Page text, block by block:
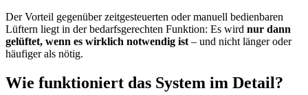
Der Vorteil gegenüber zeitgesteuerten oder manuell bedienbaren
Lüftern liegt in der bedarfsgerechten Funktion: Es wird nur dann
gelüftet, wenn es wirklich notwendig ist – und nicht länger oder
häufiger als nötig.
Wie funktioniert das System im Detail?